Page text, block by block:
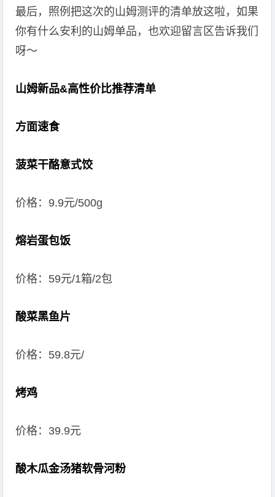
最后，照例把这次的山姆测评的清单放这啦，如果
你有什么安利的山姆单品，也欢迎留言区告诉我们
呀～
山姆新品&高性价比推荐清单
方面速食
菠菜干酪意式饺
价格：9.9元/500g
熔岩蛋包饭
价格：59元/1箱/2包
酸菜黑鱼片
价格：59.8元/
烤鸡
价格：39.9元
酸木瓜金汤猪软骨河粉